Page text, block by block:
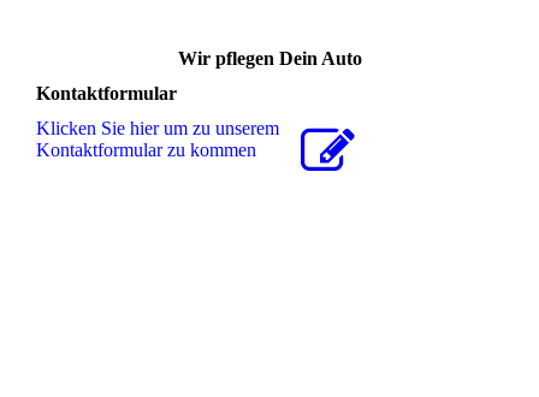
Wir pflegen Dein Auto
Kontaktformular
Klicken Sie hier um zu unserem
Kon­takt­for­mu­lar zu kommen